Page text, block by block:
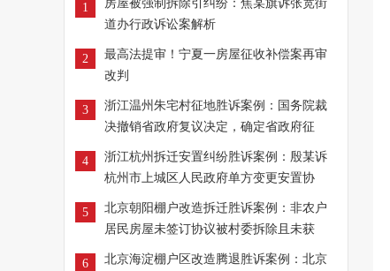
1
房屋被强制拆除引纠纷：焦某旗诉张宽街
道办行政诉讼案解析
2
最高法提审！宁夏一房屋征收补偿案再审
改判
3
浙江温州朱宅村征地胜诉案例：国务院裁
决撤销省政府复议决定，确定省政府征
4
浙江杭州拆迁安置纠纷胜诉案例：殷某诉
杭州市上城区人民政府单方变更安置协
5
北京朝阳棚户改造拆迁胜诉案例：非农户
居民房屋未签订协议被村委拆除且未获
6
北京海淀棚户区改造腾退胜诉案例：北京